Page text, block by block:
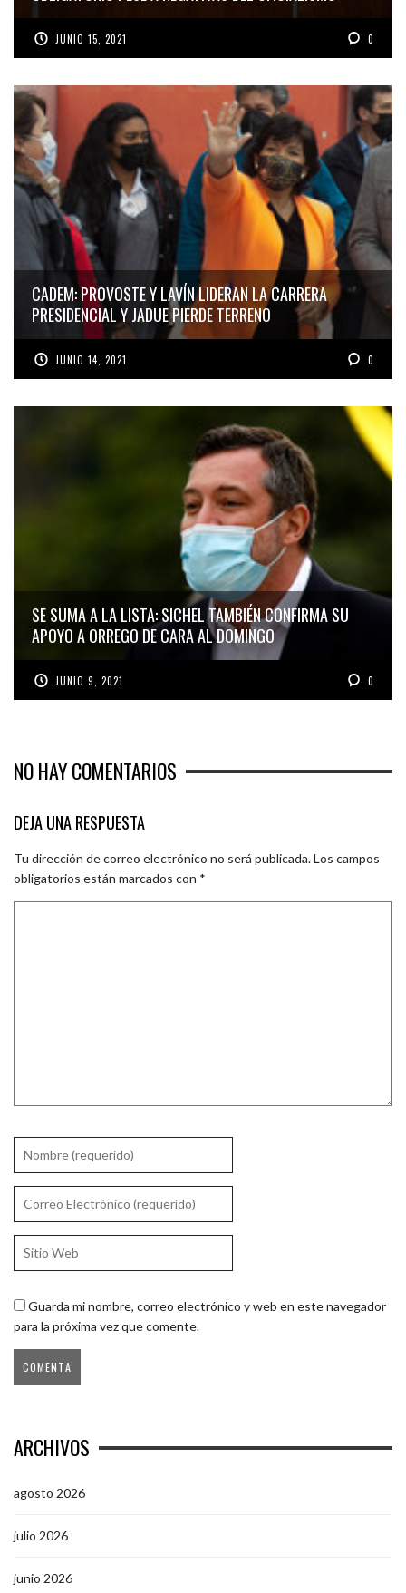
JUNIO 15, 2021 0
CADEM: PROVOSTE Y LAVÍN LIDERAN LA CARRERA
PRESIDENCIAL Y JADUE PIERDE TERRENO
JUNIO 14, 2021 0
SE SUMA A LA LISTA: SICHEL TAMBIÉN CONFIRMA SU
APOYO A ORREGO DE CARA AL DOMINGO
JUNIO 9, 2021 0
NO HAY COMENTARIOS
DEJA UNA RESPUESTA
Tu dirección de correo electrónico no será publicada.Los campos
obligatorios están marcados con *
Guarda mi nombre, correo electrónico y web en este navegador
para la próxima vez que comente.
ARCHIVOS
agosto 2026
julio 2026
junio 2026